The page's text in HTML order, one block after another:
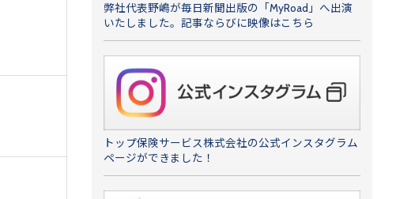
弊社代表野嶋が毎日新聞出版の「MyRoad」へ出演
いたしました。記事ならびに映像はこちら
トップ保険サービス株式会社の公式インスタグラム
ページができました！